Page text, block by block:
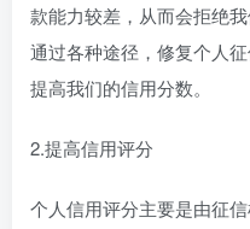
款能力较差，从而会拒绝
通过各种途径，修复个人
提高我们的信用分数。
2.提高信用评分
个人信用评分主要是由征